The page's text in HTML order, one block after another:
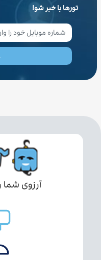
تورها با خبر شو!
آرزوی شما